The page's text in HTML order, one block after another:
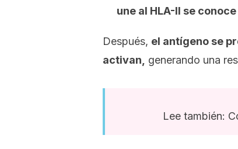
une al HLA-II se
Después, el antígeno se
activan,
generando una
Lee también: